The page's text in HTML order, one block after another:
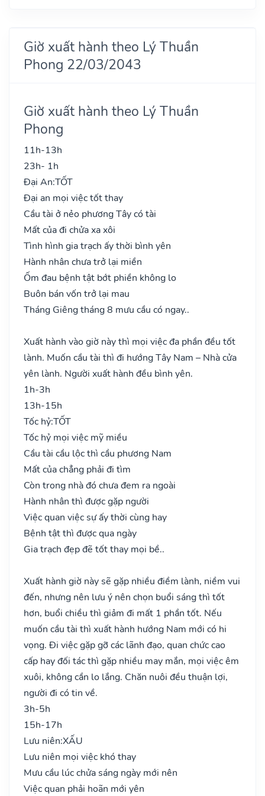
Giờ xuất hành theo Lý Thuần
Phong 22/03/2043
Giờ xuất hành theo Lý Thuần
Phong
11h-13h
23h- 1h
Đại An:TỐT
Đại an mọi việc tốt thay
Cầu tài ở nẻo phương Tây có tài
Mất của đi chửa xa xôi
Tình hình gia trạch ấy thời bình yên
Hành nhân chưa trở lại miền
Ốm đau bệnh tật bớt phiền không lo
Buôn bán vốn trở lại mau
Tháng Giêng tháng 8 mưu cầu có ngay..
Xuất hành vào giờ này thì mọi việc đa phần đều tốt
lành. Muốn cầu tài thì đi hướng Tây Nam – Nhà cửa
yên lành. Người xuất hành đều bình yên.
1h-3h
13h-15h
Tốc hỷ:TỐT
Tốc hỷ mọi việc mỹ miều
Cầu tài cầu lộc thì cầu phương Nam
Mất của chẳng phải đi tìm
Còn trong nhà đó chưa đem ra ngoài
Hành nhân thì được gặp người
Việc quan việc sự ấy thời cùng hay
Bệnh tật thì được qua ngày
Gia trạch đẹp đẽ tốt thay mọi bề..
Xuất hành giờ này sẽ gặp nhiều điềm lành, niềm vui
đến, nhưng nên lưu ý nên chọn buổi sáng thì tốt
hơn, buổi chiều thì giảm đi mất 1 phần tốt. Nếu
muốn cầu tài thì xuất hành hướng Nam mới có hi
vọng. Đi việc gặp gỡ các lãnh đạo, quan chức cao
cấp hay đối tác thì gặp nhiều may mắn, mọi việc êm
xuôi, không cần lo lắng. Chăn nuôi đều thuận lợi,
người đi có tin về.
3h-5h
15h-17h
Lưu niên:XẤU
Lưu niên mọi việc khó thay
Mưu cầu lúc chửa sáng ngày mới nên
Việc quan phải hoãn mới yên